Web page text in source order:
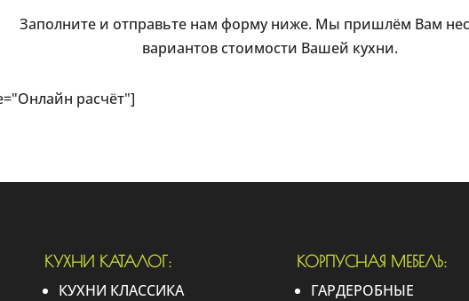
Заполните и отправьте нам форму ниже. Мы пришлём Вам
вариантов стоимости Вашей кухни.
расчёт"]
КУХНИ КАТАЛОГ:
КУХНИ КЛАССИКА
КОРПУСНАЯ МЕБЕЛЬ:
ГАРДЕРОБНЫЕ